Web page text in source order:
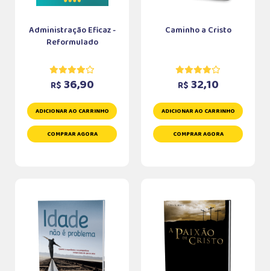
Administração Eficaz -
Reformulado
R$ 36,90
ADICIONAR AO CARRINHO
COMPRAR AGORA
Caminho a Cristo
R$ 32,10
ADICIONAR AO CARRINHO
COMPRAR AGORA